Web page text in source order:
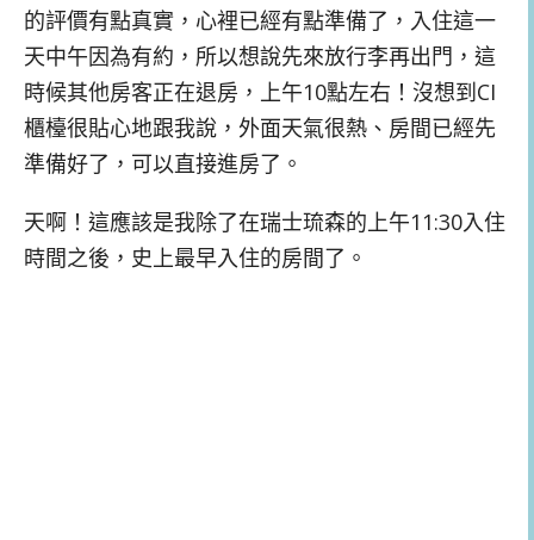
的評價有點真實，心裡已經有點準備了，入住這一
天中午因為有約，所以想說先來放行李再出門，這
時候其他房客正在退房，上午10點左右！沒想到CI
櫃檯很貼心地跟我說，外面天氣很熱、房間已經先
準備好了，可以直接進房了。
天啊！這應該是我除了在瑞士琉森的上午11:30入住
時間之後，史上最早入住的房間了。